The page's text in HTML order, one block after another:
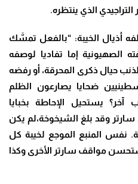
الذي ينتظره.
أذيال الخيبة: “بالفعل تمسَّك
الصهيونية إما تفاديا لوصفه
حيال ذكرى المحرقة، أو رفضه
ضحايا يصارعون الظلم
آخر؟ يستحيل الإحاطة بخبايا
وقد بلغ الشيخوخة،لم يكن
نفس المنبع الموجع لخيبة كل
مواقف سارتر الأخرى وكذا